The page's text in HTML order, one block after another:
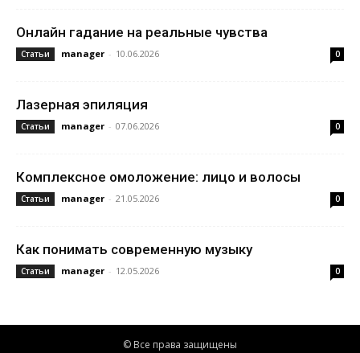
Онлайн гадание на реальные чувства
Статьи manager - 10.06.2026 0
Лазерная эпиляция
Статьи manager - 07.06.2026 0
Комплексное омоложение: лицо и волосы
Статьи manager - 21.05.2026 0
Как понимать современную музыку
Статьи manager - 12.05.2026 0
© Все права защищены